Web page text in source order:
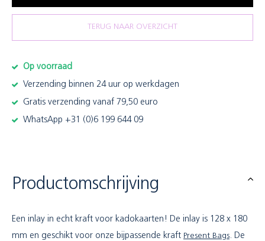
TERUG NAAR OVERZICHT
Op voorraad
Verzending binnen 24 uur op werkdagen
Gratis verzending vanaf 79,50 euro
WhatsApp +31 (0)6 199 644 09
Productomschrijving
Een inlay in echt kraft voor kadokaarten! De inlay is 128 x 180
mm en geschikt voor onze bijpassende kraft Present Bags. De